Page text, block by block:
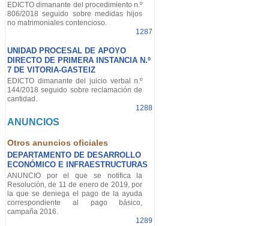
EDICTO dimanante del procedimiento n.º
806/2018 seguido sobre medidas hijos
no matrimoniales contencioso.
1287
UNIDAD PROCESAL DE APOYO
DIRECTO DE PRIMERA INSTANCIA N.º
7 DE VITORIA-GASTEIZ
EDICTO dimanante del juicio verbal n.º
144/2018 seguido sobre reclamación de
cantidad.
1288
ANUNCIOS
Otros anuncios oficiales
DEPARTAMENTO DE DESARROLLO
ECONÓMICO E INFRAESTRUCTURAS
ANUNCIO por el que se notifica la
Resolución, de 11 de enero de 2019, por
la que se deniega el pago de la ayuda
correspondiente al pago básico,
campaña 2016.
1289